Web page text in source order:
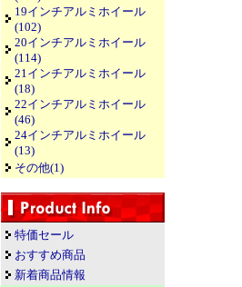
19インチアルミホイール
(102)
20インチアルミホイール
(114)
21インチアルミホイール
(18)
22インチアルミホイール
(46)
24インチアルミホイール
(13)
その他(1)
特価セール
おすすめ商品
新着商品情報